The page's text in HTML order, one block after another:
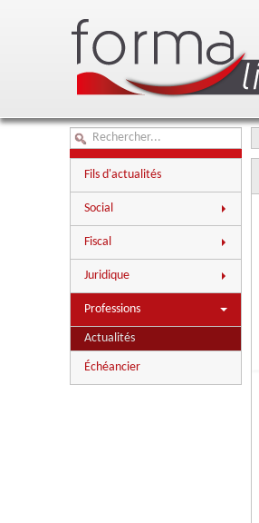
Fils d'actualités
Social
Actualités
Aides à l'embauche
Chiffres
Questions-réponses
Paie
Fiscal
Actualités
Chiffres
Juridique
Actualités
Chiffres
Questions-réponses
Professions
Actualités
Échéancier